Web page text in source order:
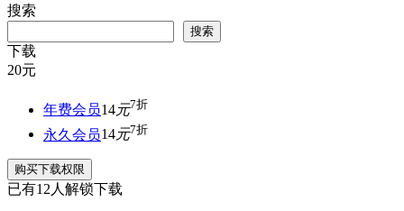
搜索
搜索
下载
20元
年费会员14元7折
永久会员14元7折
购买下载权限
已有12人解锁下载